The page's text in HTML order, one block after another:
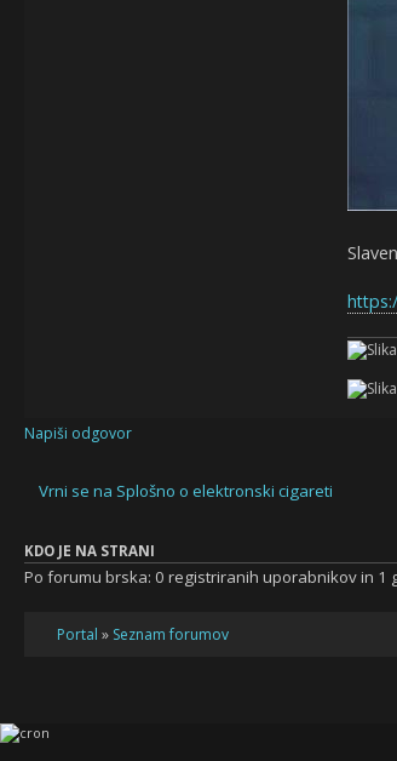
Napiši odgovor
Vrni se na Splošno o elektronski cigareti
KDO JE NA STRANI
Po forumu brska: 0 registriranih uporabnikov in 1
Portal » Seznam forumov